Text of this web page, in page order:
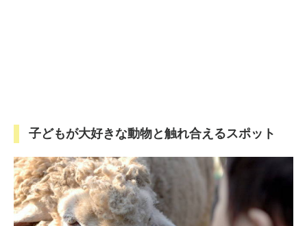
子どもが大好きな動物と触れ合えるスポット